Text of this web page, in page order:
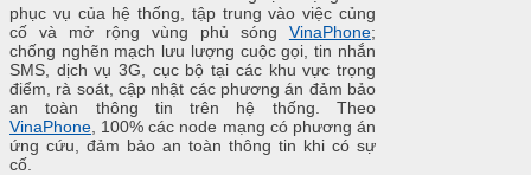
phục vụ của hệ thống, tập trung vào việc củng
cố và mở rộng vùng phủ sóng VinaPhone;
chống nghẽn mạch lưu lượng cuộc gọi, tin nhắn
SMS, dịch vụ 3G , cục bộ tại các khu vực trọng
điểm, rà soát, cập nhật các phương án đảm bảo
an toàn thông tin trên hệ thống. Theo
VinaPhone , 100% các node mạng có phương án
ứng cứu, đảm bảo an toàn thông tin khi có sự
cố.